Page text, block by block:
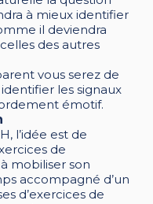
à mieux identifier
il deviendra
des autres
vous serez de
les signaux
émotif.
l’idée est de
de
mobiliser son
accompagné d’un
d’exercices de